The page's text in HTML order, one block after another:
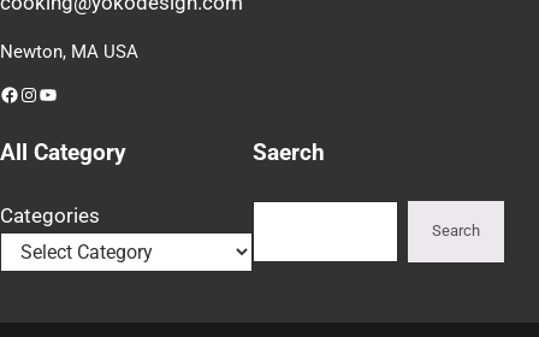
Newton, MA USA
Facebook
Instagram
YouTube
All Category
Categories
Saerch
Search